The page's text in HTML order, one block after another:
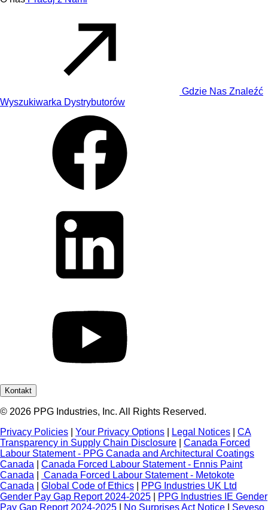
Gdzie Nas Znaleźć
Wyszukiwarka Dystrybutorów
Kontakt
© 2026 PPG Industries, Inc. All Rights Reserved.
Privacy Policies
Your Privacy Options Legal Notices
CA
Transparency in Supply Chain Disclosure
Canada Forced
Labour Statement - PPG Canada and Architectural Coatings
Canada
Canada Forced Labour Statement - Ennis Paint
Canada
Canada Forced Labour Statement - Metokote
Canada
Global Code of Ethics
PPG Industries UK Ltd
Gender Pay Gap Report 2024-2025
PPG Industries IE Gender
Pay Gap Report 2024-2025
No Surprises Act Notice Seveso